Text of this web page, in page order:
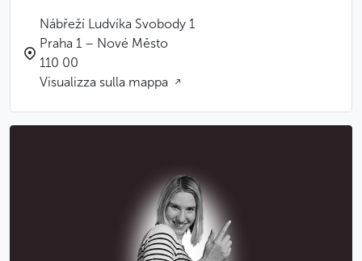
Nábřeží Ludvíka Svobody 1
Praha 1 – Nové Město
110 00
Visualizza sulla mappa